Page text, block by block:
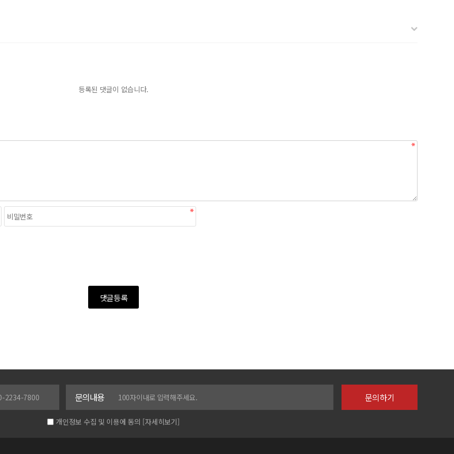
등록된 댓글이 없습니다.
댓글등록
문의내용
개인정보 수집 및 이용에 동의 [자세히보기]